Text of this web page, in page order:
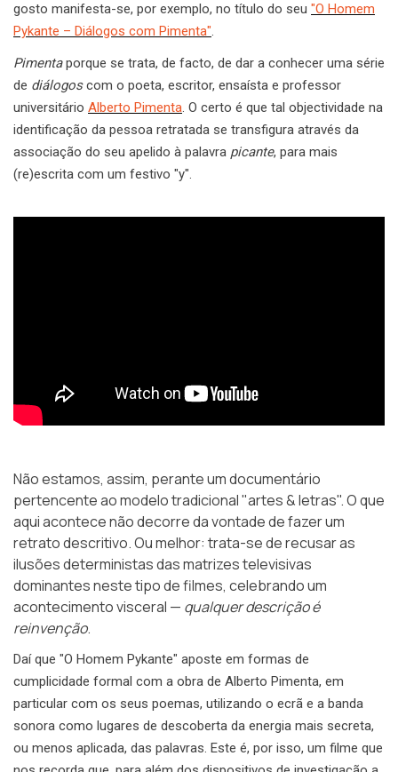
gosto manifesta-se, por exemplo, no título do seu "O Homem
Pykante – Diálogos com Pimenta".
Pimentaporque se trata, de facto, de dar a conhecer uma série
de diálogoscom o poeta, escritor, ensaísta e professor
universitário Alberto Pimenta. O certo é que tal objectividade na
identificação da pessoa retratada se transfigura através da
associação do seu apelido à palavra picante, para mais
(re)escrita com um festivo "y".
Não estamos, assim, perante um documentário
pertencente ao modelo tradicional "artes & letras". O que
aqui acontece não decorre da vontade de fazer um
retrato descritivo. Ou melhor: trata-se de recusar as
ilusões deterministas das matrizes televisivas
dominantes neste tipo de filmes, celebrando um
acontecimento visceral — qualquer descrição é
reinvenção.
Daí que "O Homem Pykante" aposte em formas de
cumplicidade formal com a obra de Alberto Pimenta, em
particular com os seus poemas, utilizando o ecrã e a banda
sonora como lugares de descoberta da energia mais secreta,
ou menos aplicada, das palavras. Este é, por isso, um filme que